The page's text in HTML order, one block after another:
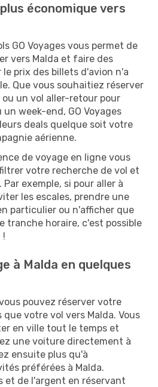
économique vers
GO Voyages vous permet de
vers Malda et faire des
le prix des billets d'avion n'a
Que vous souhaitiez réserver
ou un vol aller-retour pour
week-end, GO Voyages
deals quelque soit votre
aérienne.
de voyage en ligne vous
votre recherche de vol et
exemple, si pour aller à
les escales, prendre une
particulier ou n'afficher que
tranche horaire, c'est possible
!
à Malda en quelques
pouvez réserver votre
votre vol vers Malda. Vous
en ville tout le temps et
une voiture directement à
ensuite plus qu'à
préférées à Malda.
et de l'argent en réservant